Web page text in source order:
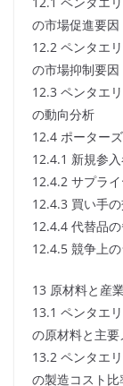
の市場促進要因
12.2 ペンタエ
の市場抑制要因
12.3 ペンタエ
の動向分析
12.4 ポーター
12.4.1 新規参
12.4.2 サプラ
12.4.3 買い手
12.4.4 代替品
12.4.5 競争上
13 原材料と産
13.1 ペンタエ
の原材料と主要
13.2 ペンタエ
の製造コスト比